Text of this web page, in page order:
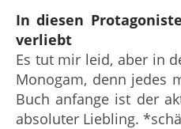
In diesen
verliebt
Es tut mir leid, aber in
Monogam, denn jedes
Buch anfange ist der
absoluter Liebling.